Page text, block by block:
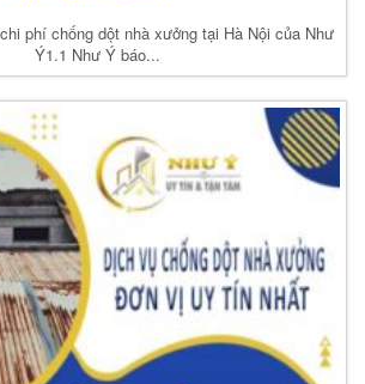
phí chống dột nhà xưởng tại Hà Nội của Như
Ý1.1 Như Ý báo...